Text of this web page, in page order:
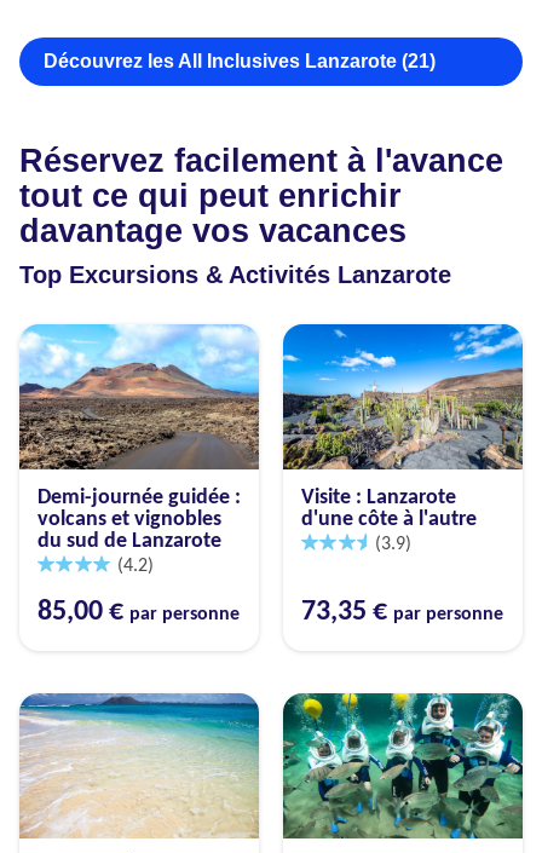
Découvrez les All Inclusives Lanzarote (21)
Réservez facilement à l'avance
tout ce qui peut enrichir
davantage vos vacances
Top Excursions & Activités Lanzarote
Demi-journée guidée :
volcans et vignobles
du sud de Lanzarote
(4.2)
85,00 € par personne
Visite : Lanzarote
d'une côte à l'autre
(3.9)
73,35 € par personne